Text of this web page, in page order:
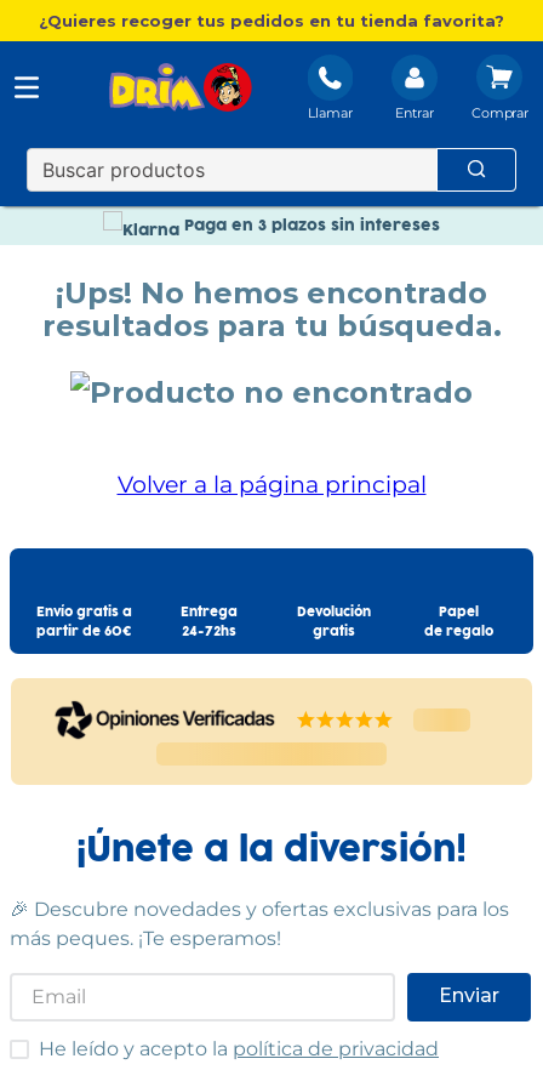
¿Quieres recoger tus pedidos en tu tienda favorita?
Llamar Entrar
Nuevo catálogo Aire Libre
Envío gratis. A partir de 60€(excepto Baleares)
Paga en 3 plazos sin intereses
Paga en 3 plazos sin intereses
¡Ups! No hemos encontrado
resultados para tu búsqueda.
Volver a la página principal
Envío gratis a
partir de 60€
Entrega
24-72hs
Devolución
gratis
Papel
de regalo
¡Únete a la diversión!
🎉 Descubre novedades y ofertas exclusivas para los
más peques. ¡Te esperamos!
Enviar
He leído y acepto las condiciones
He leído y acepto la política de privacidad